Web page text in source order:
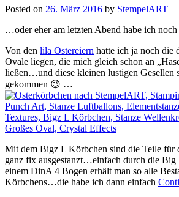
Posted on 26. März 2016 by StempelART
…oder eher am letzten Abend habe ich
Von den lila Ostereiern hatte ich ja noch die
Ovale liegen, die mich gleich schon an
ließen…und diese kleinen lustigen Gesellen
gekommen 😉 …
Mit dem Bigz L Körbchen sind die Teile für
ganz fix ausgestanzt…einfach durch die
einem DinA 4 Bogen erhält man so alle
Körbchens…die habe ich dann einfach